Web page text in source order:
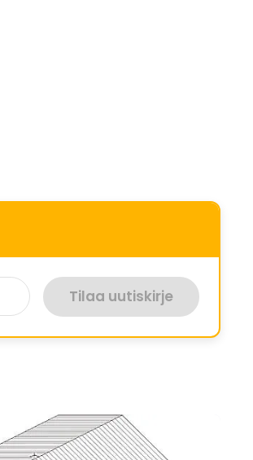
Tilaa uutiskirje